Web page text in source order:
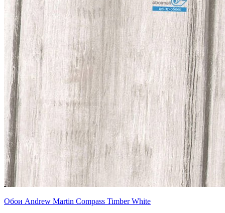
Обои Andrew Martin Compass Timber White